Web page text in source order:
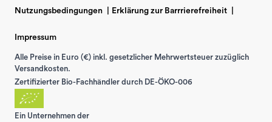
Nutzungsbedingungen Erklärung zur Barrrierefreiheit
Impressum
Alle Preise in Euro (€) inkl. gesetzlicher Mehrwertsteuer zuzüglich
Versandkosten.
Zertifizierter Bio-Fachhändler durch DE-ÖKO-006
Ein Unternehmen der